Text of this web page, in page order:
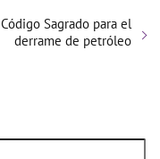
Código Sagrado para el
derrame de petróleo